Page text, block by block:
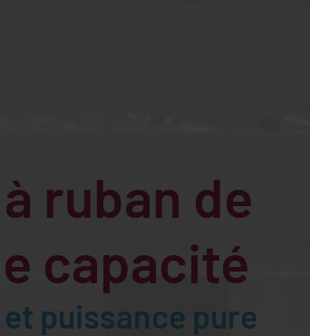
ruban de
capacité
puissance pure